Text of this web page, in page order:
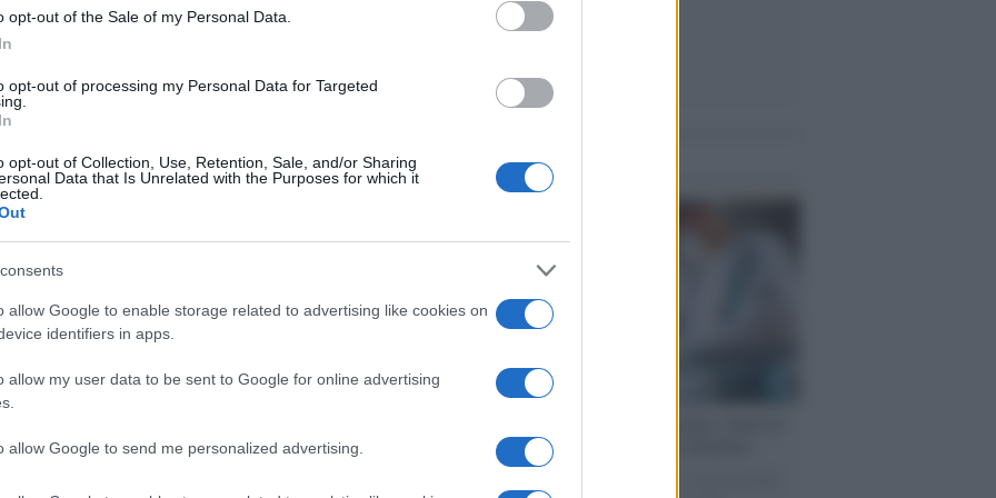
opt-out of the Sale of my Personal Data.
opt-out of processing my Personal Data for Targeted
opt-out of Collection, Use, Retention, Sale, and/or Sharing
Data that Is Unrelated with the Purposes for which it
allow Google to enable storage related to advertising like cookies on
identifiers in apps.
allow my user data to be sent to Google for online advertising
allow Google to send me personalized advertising.
organizzativa che consenta di adeguare
all’attuale richiesta e al prevedibile aumento
dice Franco Grimaldi, presidente dell’AME.
Cenerentola della sanità italiana è intuibile dai
anni e dall’evoluzione separata e non
testimoniata, in primis, dalla drastica
dell’AME e coordinatore dello studio.
Ultime notizie
visite dimezzate e alcuni studi chiudono